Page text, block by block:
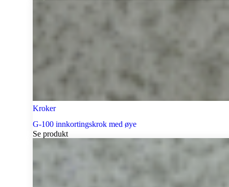
Kroker
G-100 innkortingskrok med øye
Se produkt